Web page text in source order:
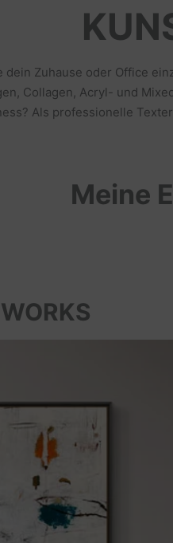
Zuhause oder Office
Collagen, Acryl- und
Als professionelle
Meine